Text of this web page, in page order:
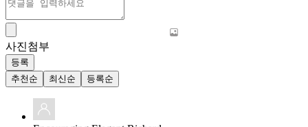
사진첨부
등록
추천순
최신순 등록순